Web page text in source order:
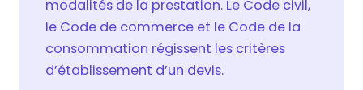
modalités de la prestation. Le Code civil,
le Code de commerce et le Code de la
consommation régissent les critères
d’établissement d’un devis.